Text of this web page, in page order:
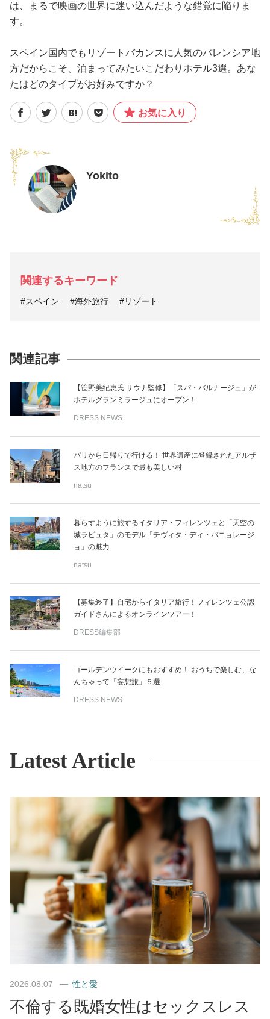
は、まるで映画の世界に迷い込んだような錯覚に陥りま
す。
スペイン国内でもリゾートバカンスに人気のバレンシア地
方だからこそ、泊まってみたいこだわりホテル3選。あな
たはどのタイプがお好みですか？
お気に入り
Yokito
関連するキーワード
#スペイン #海外旅行 #リゾート
関連記事
【笹野美紀恵氏 サウナ監修】「スパ・バルナージュ」が
ホテルグランミラージュにオープン！
DRESS NEWS
パリから日帰りで行ける！ 世界遺産に登録されたアルザ
ス地方のフランスで最も美しい村
natsu
暮らすように旅するイタリア・フィレンツェと「天空の
城ラピュタ」のモデル「チヴィタ・ディ・バニョレージ
ョ」の魅力
natsu
【募集終了】自宅からイタリア旅行！フィレンツェ公認
ガイドさんによるオンラインツアー！
DRESS編集部
ゴールデンウイークにもおすすめ！ おうちで楽しむ、な
んちゃって「妄想旅」５選
DRESS NEWS
Latest Article
2026.08.07 性と愛
不倫する既婚女性はセックスレス